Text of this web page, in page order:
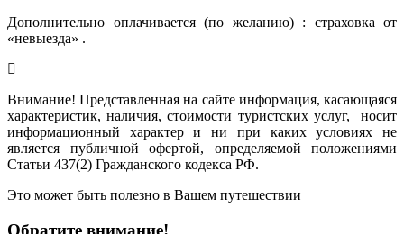
Дополнительно оплачивается (по желанию) : страховка от
«невыезда» .
Внимание! Представленная на сайте информация, касающаяся
характеристик, наличия, стоимости туристских услуг, носит
информационный характер и ни при каких условиях не
является публичной офертой, определяемой положениями
Статьи 437(2) Гражданского кодекса РФ.
Это может быть полезно в Вашем путешествии
Обратите внимание!